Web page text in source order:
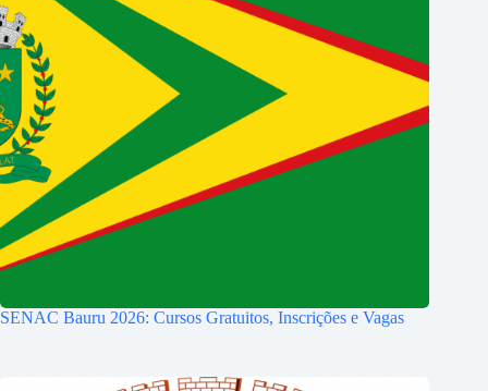
SENAC Bauru 2026: Cursos Gratuitos, Inscrições e Vagas